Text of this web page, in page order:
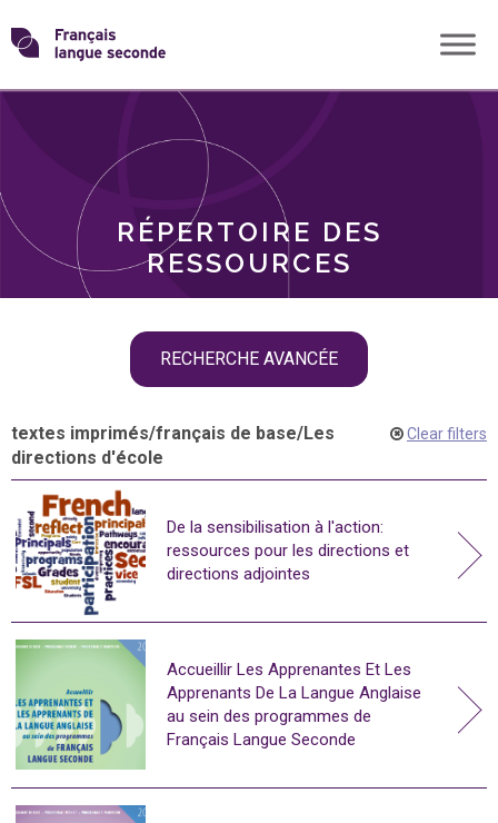
Skip
toTransformons
langue
RÉPERTOIRE DES
RESSOURCES
RECHERCHE AVANCÉE
THÈMES
textes imprimés/français de base/Les
directions d'école
Clear filters
De la sensibilisation à l'action:
ressources pour les directions et
directions adjointes
Accueillir Les Apprenantes Et Les
Apprenants De La Langue Anglaise
au sein des programmes de
Français Langue Seconde